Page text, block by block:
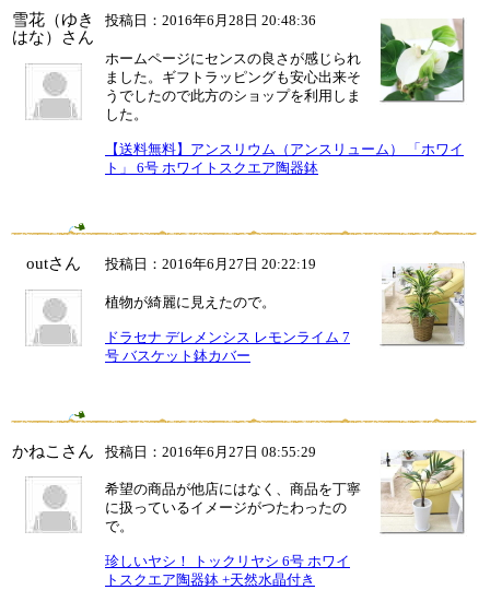
雪花（ゆき
はな）さん
投稿日：2016年6月28日 20:48:36
ホームページにセンスの良さが感じられ
ました。ギフトラッピングも安心出来そ
うでしたので此方のショップを利用しま
した。
【送料無料】アンスリウム（アンスリューム） 「ホワイ
ト」 6号 ホワイトスクエア陶器鉢
outさん 投稿日：2016年6月27日 20:22:19
植物が綺麗に見えたので。
ドラセナ デレメンシス レモンライム 7
号 バスケット鉢カバー
かねこさん 投稿日：2016年6月27日 08:55:29
希望の商品が他店にはなく、商品を丁寧
に扱っているイメージがつたわったの
で。
珍しいヤシ！ トックリヤシ 6号 ホワイ
トスクエア陶器鉢 +天然水晶付き